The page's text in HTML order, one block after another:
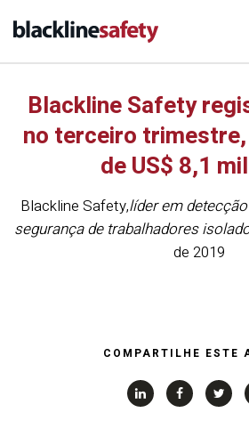
Blackline Safety
no terceiro
de US$ 8,1
Blackline Safety,líder em
segurança de trabalhadores
de 2019
COMPARTILHE ESTE